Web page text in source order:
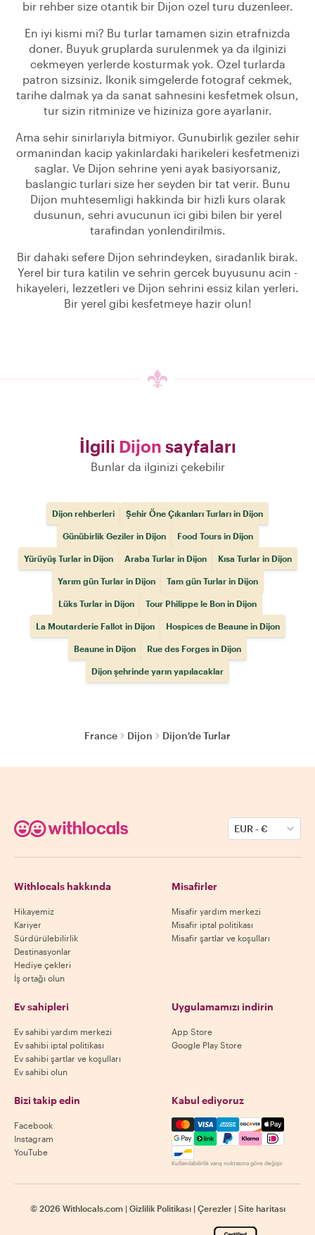
bir rehber size otantik bir Dijon ozel turu duzenleer.
En iyi kismi mi? Bu turlar tamamen sizin etrafnizda
doner. Buyuk gruplarda surulenmek ya da ilginizi
cekmeyen yerlerde kosturmak yok. Ozel turlarda
patron sizsiniz. Ikonik simgelerde fotograf cekmek,
tarihe dalmak ya da sanat sahnesini kesfetmek olsun,
tur sizin ritminize ve hiziniza gore ayarlanir.
Ama sehir sinirlariyla bitmiyor. Gunubirlik geziler sehir
ormanindan kacip yakinlardaki harikeleri kesfetmenizi
saglar. Ve Dijon sehrine yeni ayak basiyorsaniz,
baslangic turlari size her seyden bir tat verir. Bunu
Dijon muhtesemligi hakkinda bir hizli kurs olarak
dusunun, sehri avucunun ici gibi bilen bir yerel
tarafindan yonlendirilmis.
Bir dahaki sefere Dijon sehrindeyken, siradanlik birak.
Yerel bir tura katilin ve sehrin gercek buyusunu acin -
hikayeleri, lezzetleri ve Dijon sehrini essiz kilan yerleri.
Bir yerel gibi kesfetmeye hazir olun!
İlgili Dijon sayfaları
Bunlar da ilginizi çekebilir
Dijon rehberleri Şehir Öne Çıkanları Turları in Dijon
Günübirlik Geziler in Dijon Food Tours in Dijon
Yürüyüş Turlar in Dijon Araba Turlar in Dijon Kısa Turlar in Dijon
Yarım gün Turlar in Dijon Tam gün Turlar in Dijon
Lüks Turlar in Dijon Tour Philippe le Bon in Dijon
La Moutarderie Fallot in Dijon Hospices de Beaune in Dijon
Beaune in Dijon Rue des Forges in Dijon
Dijon şehrinde yarın yapılacaklar
France Dijon Dijon'de Turlar
EUR-€
Withlocals hakkında
Hikayemiz
Kariyer
Sürdürülebilirlik
Destinasyonlar
Hediye çekleri
İş ortağı olun
Misafirler
Misafir yardım merkezi
Misafir iptal politikası
Misafir şartlar ve koşulları
Ev sahipleri
Ev sahibi yardım merkezi
Ev sahibi iptal politikası
Ev sahibi şartlar ve koşulları
Ev sahibi olun
Uygulamamızı indirin
App Store
Google Play Store
Bizi takip edin
Facebook
Instagram
YouTube
Kabul ediyoruz
Mastercard, Visa, Amex,
Kullanılabilirlik varış noktasına göre değişir
© 2026 Withlocals.com | Gizlilik Politikası | Çerezler | Site haritası